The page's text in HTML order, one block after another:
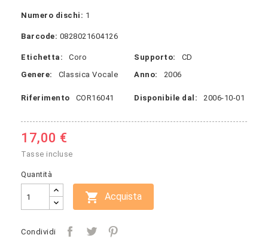
Numero dischi: 1
Barcode: 0828021604126
Etichetta: Coro Supporto:
CD
Genere:
Classica Vocale Anno: 2006
Riferimento COR16041 Disponibile dal: 2006-10-01
17,00 €
Tasse incluse
Quantità
 Acquista
Condividi